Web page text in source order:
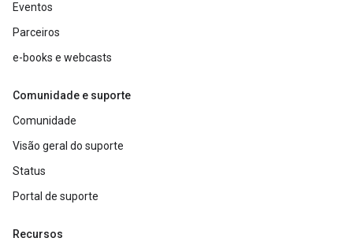
Eventos
Parceiros
e-books e webcasts
Comunidade e suporte
Comunidade
Visão geral do suporte
Status
Portal de suporte
Recursos